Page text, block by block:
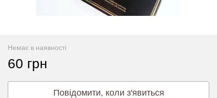
Немає в наявності
60 грн
Повідомити, коли з'явиться